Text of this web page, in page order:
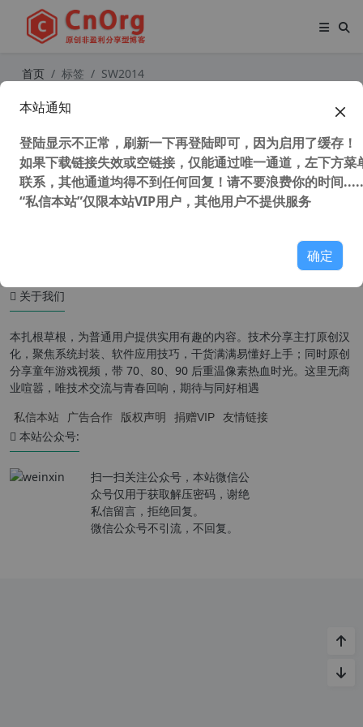
首页 标签 SW2014
SW2014(SolidWorks 2014) 简体中文
关于我们
本扎根草根，为普通用户提供实用有趣的内容。技术分享主打原创汉
化，聚焦系统封装、软件应用技巧，干货满满易懂好上手；同时原创
分享童年游戏视频，带 70、80、90 后重温像素热血时光。这里无商
业喧嚣，唯技术交流与青春回响，期待与同好相遇
私信本站 广告合作 版权声明 捐赠VIP 友情链接
本站公众号:
扫一扫关注公众号，本站微信公
众号仅用于获取解压密码，谢绝
私信留言，拒绝回复。
微信公众号不引流，不回复。
本站通知
登陆显示不正常，刷新一下再登陆即可，因为启用了缓存！
如果下载链接失效或空链接，仅能通过唯一通道，左下方菜
联系，其他通道均得不到任何回复！请不要浪费你的时间
“私信本站”仅限本站VIP用户，其他用户不提供服务
确定